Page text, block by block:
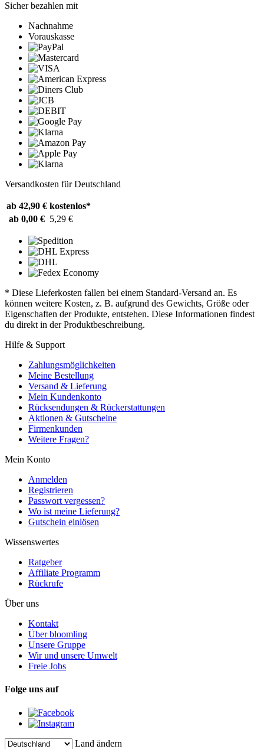
Sicher bezahlen mit
Nachnahme
Vorauskasse
Versandkosten für Deutschland
ab 42,90 € kostenlos*
ab 0,00 € 5,29 €
* Diese Lieferkosten fallen bei einem Standard-Versand an. Es
können weitere Kosten, z. B. aufgrund des Gewichts, Größe oder
Eigenschaften der Produkte, entstehen. Diese Informationen findest
du direkt in der Produktbeschreibung.
Hilfe & Support
Zahlungsmöglichkeiten
Meine Bestellung
Versand & Lieferung
Mein Kundenkonto
Rücksendungen & Rückerstattungen
Aktionen & Gutscheine
Firmenkunden
Weitere Fragen?
Mein Konto
Anmelden
Registrieren
Passwort vergessen?
Wo ist meine Lieferung?
Gutschein einlösen
Wissenswertes
Ratgeber
Affiliate Programm
Rückrufe
Über uns
Kontakt
Über bloomling
Unsere Gruppe
Wir und unsere Umwelt
Freie Jobs
Folge uns auf
Land ändern